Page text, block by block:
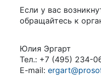
Если у вас
обращайтесь к
Юлия Эргарт
Тел.: +7 (495) 234-
E-mail: